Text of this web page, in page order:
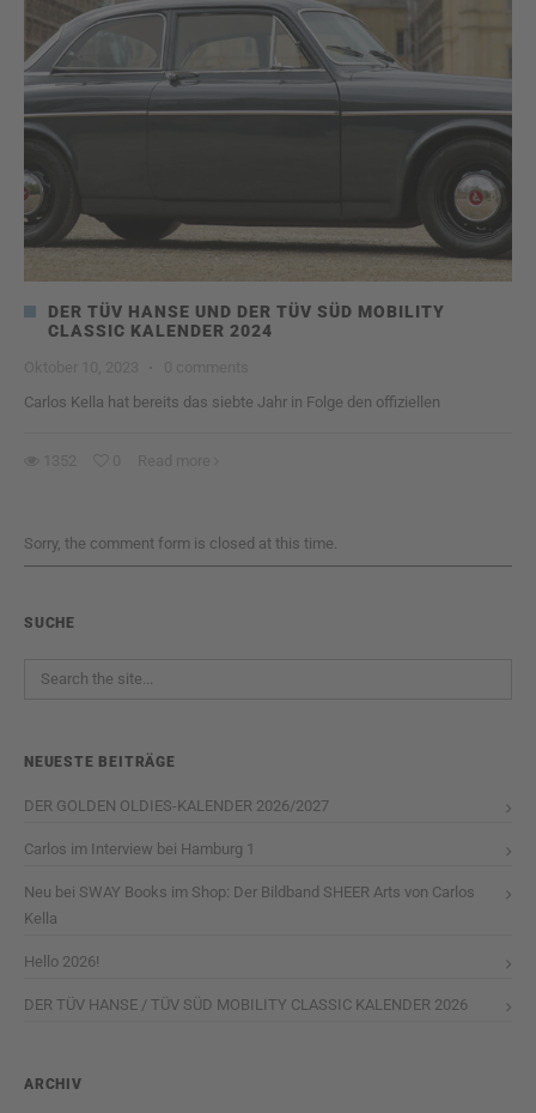
DER TÜV HANSE UND DER TÜV SÜD MOBILITY
CLASSIC KALENDER 2024
Carlos Kella hat bereits das siebte Jahr in Folge den offiziellen
Sorry, the comment form is closed at this time.
SUCHE
NEUESTE BEITRÄGE
DER GOLDEN OLDIES-KALENDER 2026/2027
Carlos im Interview bei Hamburg 1
Neu bei SWAY Books im Shop: Der Bildband SHEER Arts von Carlos
Kella
Hello 2026!
DER TÜV HANSE / TÜV SÜD MOBILITY CLASSIC KALENDER 2026
ARCHIV